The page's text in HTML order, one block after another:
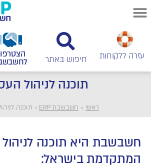
עזרה ללקוחות
תוכנה לניהול
ראשי > חשבשבת ERP > תוכנה
חשבשבת היא תוכנה
המתקדמת בישראל: